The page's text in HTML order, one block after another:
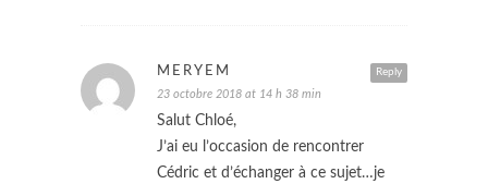
Reply
MERYEM
23 octobre 2018 at 14 h 38 min
Salut Chloé,
J’ai eu l’occasion de rencontrer
Cédric et d’échanger à ce sujet…je